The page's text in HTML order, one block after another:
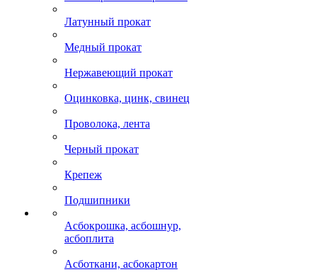
Латунный прокат
Медный прокат
Нержавеющий прокат
Оцинковка, цинк, свинец
Проволока, лента
Черный прокат
Крепеж
Подшипники
Асбокрошка, асбошнур,
асбоплита
Асботкани, асбокартон